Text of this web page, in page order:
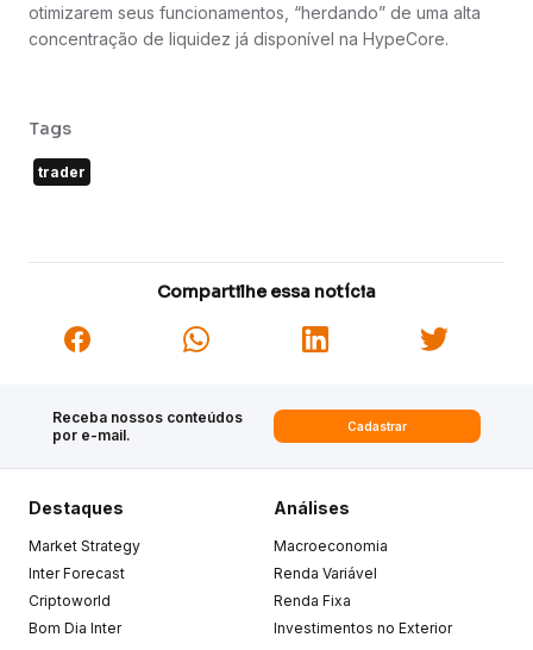
otimizarem seus funcionamentos, “herdando” de uma alta
concentração de liquidez já disponível na HypeCore.
Tags
trader
Compartilhe essa notícia
Receba nossos conteúdos
por e-mail.
Cadastrar
Destaques
Market Strategy
Inter Forecast
Criptoworld
Bom Dia Inter
Análises
Macroeconomia
Renda Variável
Renda Fixa
Investimentos no Exterior